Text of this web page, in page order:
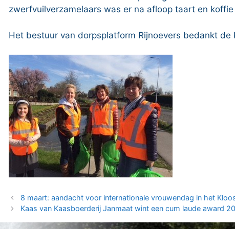
zwerfvuilverzamelaars was er na afloop taart en
Het bestuur van dorpsplatform Rijnoevers bedankt
8 maart: aandacht voor internationale vrouwendag in het
Kaas van Kaasboerderij Janmaat wint een cum laude award